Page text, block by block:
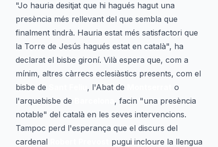
"Jo hauria desitjat que hi hagués hagut una
presència més rellevant del que sembla que
finalment tindrà. Hauria estat més satisfactori que
la Torre de Jesús hagués estat en català", ha
declarat el bisbe gironí. Vilà espera que, com a
mínim, altres càrrecs eclesiàstics presents, com el
bisbe de
, l'Abat de
o
l'arquebisbe de
, facin "una presència
notable" del català en les seves intervencions.
Tampoc perd l'esperança que el discurs del
cardenal
pugui incloure la llengua